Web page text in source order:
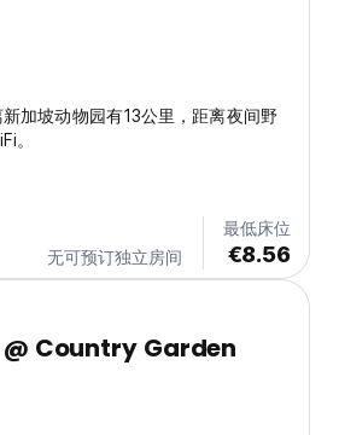
加坡动物园有13公里，距离夜间野
。
无可预订独立房间
最低床位
€8.56
Country Garden